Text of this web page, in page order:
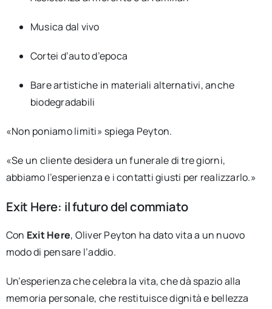
Musica dal vivo
Cortei d’auto d’epoca
Bare artistiche in materiali alternativi, anche
biodegradabili
«Non poniamo limiti» spiega Peyton.
«Se un cliente desidera un funerale di tre giorni,
abbiamo l’esperienza e i contatti giusti per realizzarlo.»
Exit Here: il futuro del commiato
Con Exit Here, Oliver Peyton ha dato vita a un nuovo
modo di pensare l’addio.
Un’esperienza che celebra la vita, che dà spazio alla
memoria personale, che restituisce dignità e bellezza